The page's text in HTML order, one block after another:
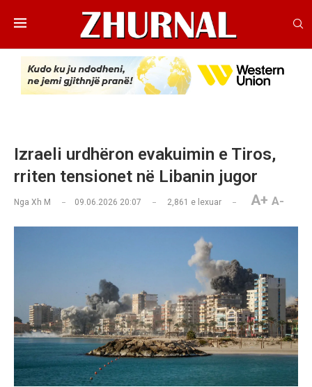
Izraeli urdhëron evakuimin e Tiros,
rriten tensionet në Libanin jugor
Nga Xh M 09.06.2026 20:07 2,861 e lexuar A+ A-